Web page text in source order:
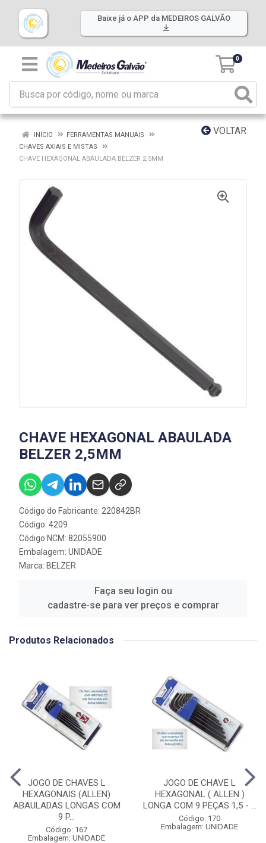
Baixe já o APP da MEDEIROS GALVÃO
0
VOLTAR
INÍCIO
FERRAMENTAS MANUAIS
CHAVES AXIAIS E MISTAS
CHAVE HEXAGONAL ABAULADA BELZER 2,5MM
CHAVE HEXAGONAL ABAULADA
BELZER 2,5MM
Código do Fabricante: 220842BR
Código: 4209
Código NCM: 82055900
Embalagem: UNIDADE
Marca: BELZER
Faça seu login ou
cadastre-se para ver preços e comprar
Produtos Relacionados
JOGO DE CHAVES L
HEXAGONAIS (ALLEN)
ABAULADAS LONGAS COM
9 P...
Código: 167
Embalagem: UNIDADE
JOGO DE CHAVE L
HEXAGONAL ( ALLEN )
LONGA COM 9 PEÇAS 1,5 - ...
Código: 170
Embalagem: UNIDADE